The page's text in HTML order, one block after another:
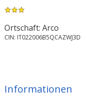
Ortschaft: Arco
CIN: IT022006B5QCAZWJ3D
Informationen